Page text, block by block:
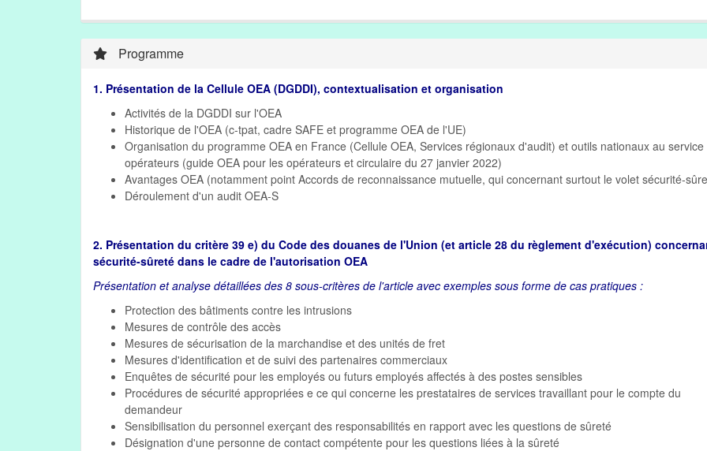
Programme
1. Présentation de la Cellule OEA (DGDDI), contextualisation et organisation
Activités de la DGDDI sur l'OEA
Historique de l'OEA (c-tpat, cadre SAFE et programme OEA de l'UE)
Organisation du programme OEA en France (Cellule OEA, Services régionaux d'audit) et outils nationaux au service
opérateurs (guide OEA pour les opérateurs et circulaire du 27 janvier 2022)
Avantages OEA (notamment point Accords de reconnaissance mutuelle, qui concernant surtout le volet sécurité-
Déroulement d'un audit OEA-S
2. Présentation du critère 39 e) du Code des douanes de l'Union (et article 28 du règlement d'exécution)
sécurité-sûreté dans le cadre de l'autorisation OEA
Présentation et analyse détaillées des 8 sous-critères de l'article avec exemples sous forme de cas pratiques :
Protection des bâtiments contre les intrusions
Mesures de contrôle des accès
Mesures de sécurisation de la marchandise et des unités de fret
Mesures d'identification et de suivi des partenaires commerciaux
Enquêtes de sécurité pour les employés ou futurs employés affectés à des postes sensibles
Procédures de sécurité appropriées e ce qui concerne les prestataires de services travaillant pour le compte du
demandeur
Sensibilisation du personnel exerçant des responsabilités en rapport avec les questions de sûreté
Désignation d'une personne de contact compétente pour les questions liées à la sûreté